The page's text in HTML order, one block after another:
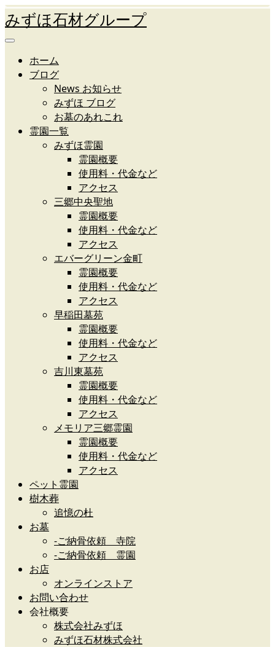
みずほ石材グループ
ホーム
ブログ
News お知らせ
みずほ ブログ
お墓のあれこれ
霊園一覧
みずほ霊園
霊園概要
使用料・代金など
アクセス
三郷中央聖地
霊園概要
使用料・代金など
アクセス
エバーグリーン金町
霊園概要
使用料・代金など
アクセス
早稲田墓苑
霊園概要
使用料・代金など
アクセス
吉川東墓苑
霊園概要
使用料・代金など
アクセス
メモリア三郷霊園
霊園概要
使用料・代金など
アクセス
ペット霊園
樹木葬
追憶の杜
お墓
-ご納骨依頼 寺院
-ご納骨依頼 霊園
お店
オンラインストア
お問い合わせ
会社概要
株式会社みずほ
みずほ石材株式会社